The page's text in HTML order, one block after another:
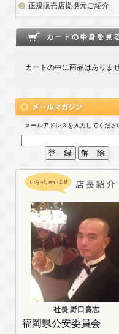
正規販売店提携元ご紹介
カートの中に商品はありま
メールアドレスを入力してくださ
社長 野口貴志
福岡県公安委員会